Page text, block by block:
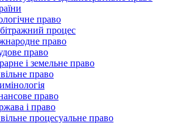
право
процес
право
право
і земельне право
право
право
і право
процесуальне право